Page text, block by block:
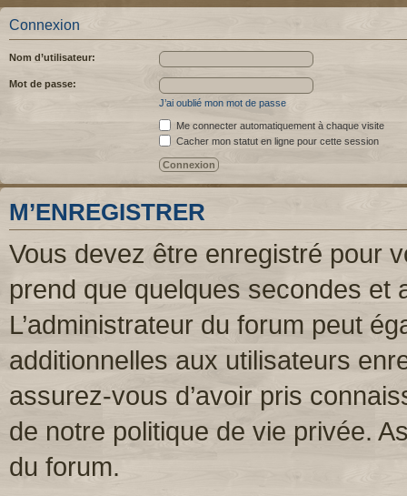
Connexion
Nom d’utilisateur:
Mot de passe:
J’ai oublié mon mot de passe
Me connecter automatiquement à chaque visite
Cacher mon statut en ligne pour cette session
M’ENREGISTRER
Vous devez être enregistré pour
prend que quelques secondes et
L’administrateur du forum peut
additionnelles aux utilisateurs
assurez-vous d’avoir pris
de notre politique de vie privée.
du forum.